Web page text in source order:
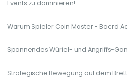
Events zu dominieren!
Warum Spieler Coin Master - Board
Spannendes Würfel- und Angriffs-
Strategische Bewegung auf dem Brett